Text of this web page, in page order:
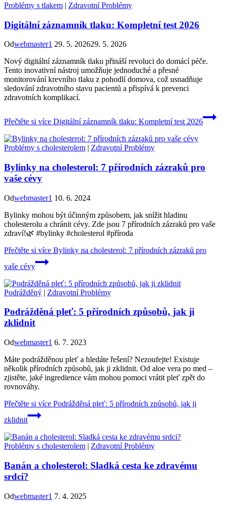
Problémy s tlakem | Zdravotní Problémy
Digitální záznamník tlaku: Kompletní test 2026
Odwebmaster1 29. 5. 202629. 5. 2026
Nový digitální záznamník tlaku přináší revoluci do domácí péče.
Tento inovativní nástroj umožňuje jednoduché a přesné
monitorování krevního tlaku z pohodlí domova, což usnadňuje
sledování zdravotního stavu pacientů a přispívá k prevenci
zdravotních komplikací.
Přečtěte si více Digitální záznamník tlaku: Kompletní test 2026
Problémy s cholesterolem | Zdravotní Problémy
Bylinky na cholesterol: 7 přírodních zázraků pro
vaše cévy
Odwebmaster1 10. 6. 2024
Bylinky mohou být účinným způsobem, jak snížit hladinu
cholesterolu a chránit cévy. Zde jsou 7 přírodních zázraků pro vaše
zdraví!🌿 #bylinky #cholesterol #příroda
Přečtěte si více Bylinky na cholesterol: 7 přírodních zázraků pro
vaše cévy
Podrážděný | Zdravotní Problémy
Podrážděná pleť: 5 přírodních způsobů, jak ji
zklidnit
Odwebmaster1 6. 7. 2023
Máte podrážděnou pleť a hledáte řešení? Nezoufejte! Existuje
několik přírodních způsobů, jak ji zklidnit. Od aloe vera po med –
zjistěte, jaké ingredience vám mohou pomoci vrátit pleť zpět do
rovnováhy.
Přečtěte si více Podrážděná pleť: 5 přírodních způsobů, jak ji
zklidnit
Problémy s cholesterolem | Zdravotní Problémy
Banán a cholesterol: Sladká cesta ke zdravému
srdci?
Odwebmaster1 7. 4. 2025